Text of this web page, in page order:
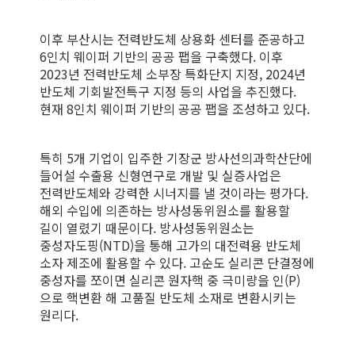
이후 부산시는 전력반도체 상용화 센터를 준공하고
6인치 웨이퍼 기반의 공공 팹을 구축했다. 이후
2023년 전력반도체 소부장 특화단지 지정, 2024년
반도체 기회발전특구 지정 등의 사업을 추진했다.
현재 8인치 웨이퍼 기반의 공공 팹을 조성하고 있다.
특히 5개 기업이 입주한 기장군 방사선의과학산단에
들어설 수출용 신형연구로 개발 및 실증사업은
전력반도체와 강력한 시너지를 낼 것이라는 평가다.
해외 수입에 의존하는 방사성동위원소를 활용할
길이 열렸기 때문이다. 방사성동위원소는
중성자도핑(NTD)을 통해 고가의 대전력용 반도체
소자 제조에 활용할 수 있다. 고순도 실리콘 단결정에
중성자를 쪼이면 실리콘 원자핵 중 극미량을 인(P)
으로 핵변환 해 고품질 반도체 소재로 변환시키는
원리다.